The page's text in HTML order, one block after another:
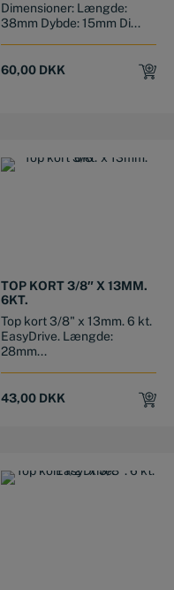
Dimensioner: Længde:
38mm Dybde: 15mm Di...
60,00 DKK
TOP KORT 3/8″ X 13MM.
6KT.
Top kort 3/8" x 13mm. 6 kt.
EasyDrive. Længde:
28mm...
43,00 DKK